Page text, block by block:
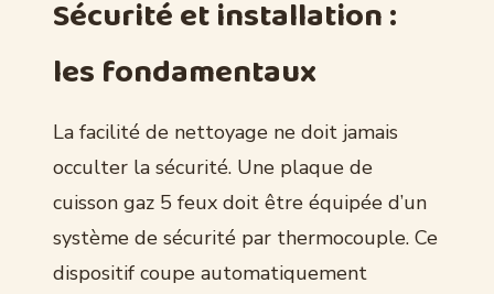
Sécurité et installation :
les fondamentaux
La facilité de nettoyage ne doit jamais
occulter la sécurité. Une plaque de
cuisson gaz 5 feux doit être équipée d’un
système de sécurité par thermocouple. Ce
dispositif coupe automatiquement